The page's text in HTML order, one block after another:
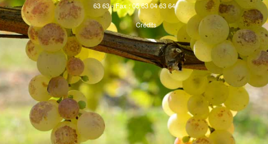
63 63 - Fax : 05 63 04 63 64
Crédits